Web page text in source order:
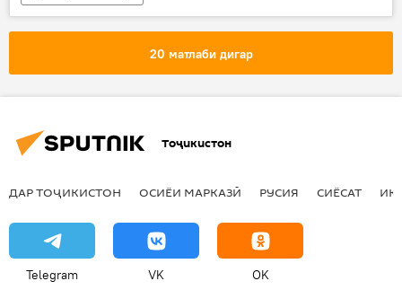
Навигариҳои варзиши Тоҷикистон
теннис
20 матлаби дигар
Тоҷикистон
ДАР ТОҶИКИСТОН ОСИЁИ МАРКАЗӢ РУСИЯ СИЁСАТ
Telegram VK OK